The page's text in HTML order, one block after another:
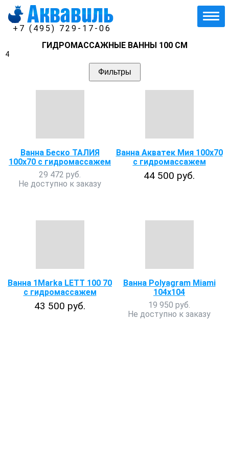
+7 (495) 729-17-06
ГИДРОМАССАЖНЫЕ ВАННЫ 100 СМ
4
Фильтры
Ванна Беско ТАЛИЯ
100х70 с гидромассажем
29 472 руб.
Не доступно к заказу
Ванна Акватек Мия 100х70
с гидромассажем
44 500 руб.
Ванна 1Marka LETT 100 70
с гидромассажем
43 500 руб.
Ванна Polyagram Miami
104х104
19 950 руб.
Не доступно к заказу